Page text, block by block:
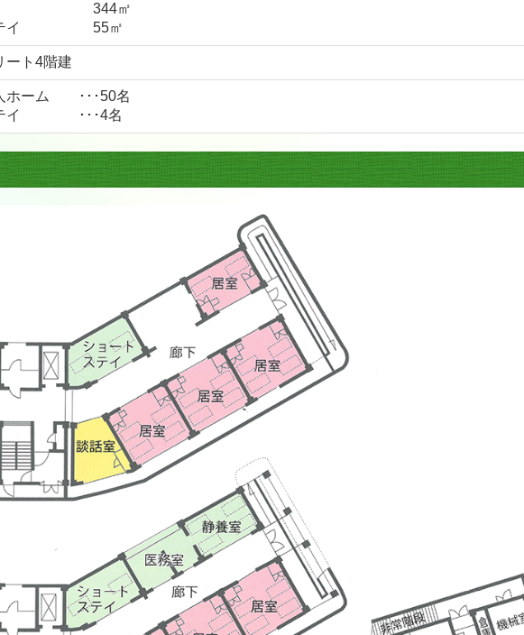
ム 344㎡
ステイ 55㎡
ート4階建
ホーム ･･･50名
テイ ･･･4名